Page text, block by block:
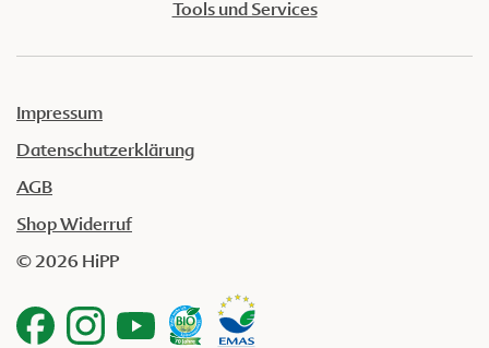
Tools und Services
Impressum
Datenschutzerklärung
AGB
Shop Widerruf
© 2026 HiPP